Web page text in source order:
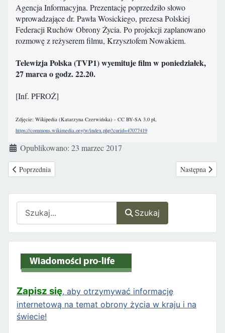
Szukaj
Zapisz się, aby otrzymywać informację
internetową na temat obrony życia w kraju i na
świecie!
Agencja Informacyjna. Prezentację poprzedziło słowo
wprowadzające dr. Pawła Wosickiego, prezesa Polskiej
Federacji Ruchów Obrony Życia. Po projekcji zaplanowano
rozmowę z reżyserem filmu, Krzysztofem Nowakiem.
Telewizja Polska (TVP1) wyemituje film w poniedziałek,
27 marca o godz. 22.20.
[Inf. PFROŻ]
Zdjęcie: Wikipedia (Katarzyna Czerwińska) - CC BY-SA 3.0 pl,
https://commons.wikimedia.org/w/index.php?curid=47077419
Szczegóły
Opublikowano: 23 marzec 2017
Poprzednia strona: 24 marca i 25 marca – Dni Życia
Poprzednia Następna
Następna